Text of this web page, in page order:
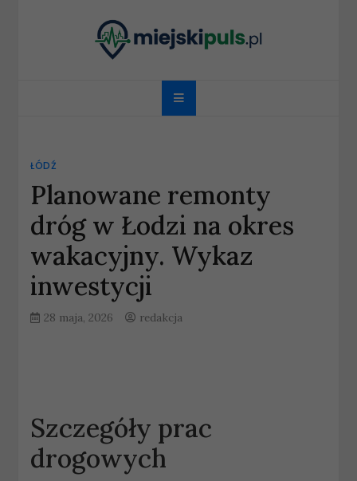
miejskipuls.pl
ŁÓDŹ
Planowane remonty
dróg w Łodzi na okres
wakacyjny. Wykaz
inwestycji
28 maja, 2026 redakcja
Szczegóły prac
drogowych